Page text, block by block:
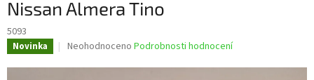
Nissan Almera Tino
5093
Novinka
Průměrné
produktu
Neohodnoceno Podrobnosti hodnocení